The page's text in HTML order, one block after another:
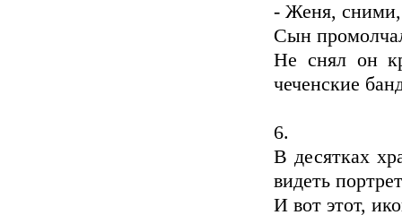
- Женя, сними,
Сын
Не снял он
чеченские
6.
В десятках
видеть
И вот этот,